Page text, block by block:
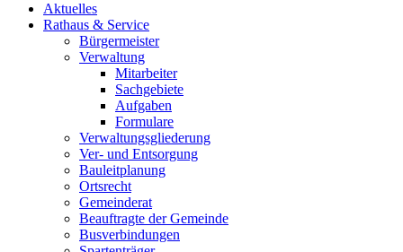
Aktuelles
Rathaus & Service
Bürgermeister
Verwaltung
Mitarbeiter
Sachgebiete
Aufgaben
Formulare
Verwaltungsgliederung
Ver- und Entsorgung
Bauleitplanung
Ortsrecht
Gemeinderat
Beauftragte der Gemeinde
Busverbindungen